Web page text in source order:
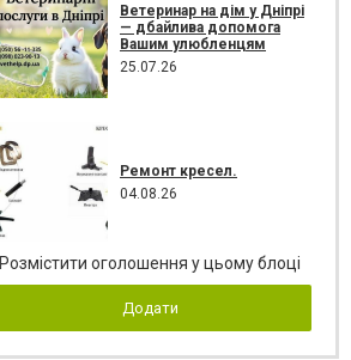
Ветеринар на дім у Дніпрі
— дбайлива допомога
Вашим улюбленцям
25.07.26
Ремонт кресел.
04.08.26
Розмістити оголошення у цьому блоці
Додати